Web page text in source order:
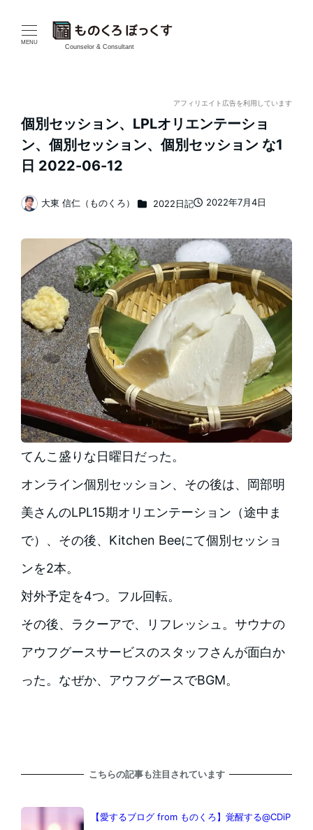
MENU
Counselor & Consultant
アフィリエイト広告を利用しています
個別セッション、LPLオリエンテーショ
ン、個別セッション、個別セッション な1
日 2022-06-12
投稿日
2022年7月4日
著
大東 信仁（ものくろ） カテゴリー
2022日記
てんこ盛りな日曜日だった。
オンライン個別セッション、その後は、岡部明
美さんのLPL15期オリエンテーション（途中ま
で）、その後、Kitchen Beeにて個別セッショ
ンを2本。
対外予定を4つ。フル回転。
その後、ラクーアで、リフレッシュ。サウナの
アウフグースサービスのスタッフさんが面白か
った。なぜか、アウフグースでBGM。
こちらの記事も注目されています
【愛するブログ from ものくろ】覚醒する@CDiP